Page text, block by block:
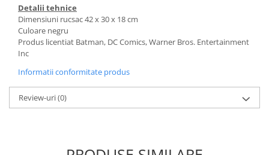
Detalii tehnice
Dimensiuni rucsac 42 x 30 x 18 cm
Culoare negru
Produs licentiat Batman, DC Comics, Warner Bros. Entertainment
Inc
Informatii conformitate produs
Review-uri(0)